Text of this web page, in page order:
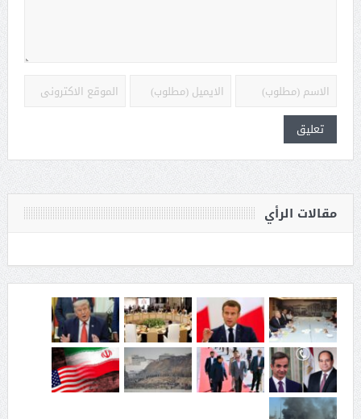
مقالات الرأي